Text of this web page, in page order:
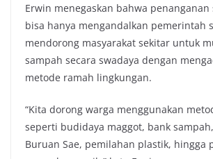
Erwin menegaskan bahwa
bisa hanya mengandalkan pemerintah
mendorong masyarakat sekitar untuk
sampah secara swadaya dengan
metode ramah lingkungan.
“Kita dorong warga menggunakan
seperti budidaya maggot, bank
Buruan Sae, pemilahan plastik, hingga